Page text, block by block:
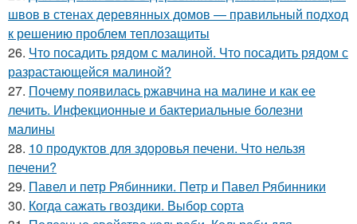
швов в стенах деревянных домов — правильный подход
к решению проблем теплозащиты
26. Что посадить рядом с малиной. Что посадить рядом с
разрастающейся малиной?
27. Почему появилась ржавчина на малине и как ее
лечить. Инфекционные и бактериальные болезни
малины
28. 10 продуктов для здоровья печени. Что нельзя
печени?
29. Павел и петр Рябинники. Петр и Павел Рябинники
30. Когда сажать гвоздики. Выбор сорта